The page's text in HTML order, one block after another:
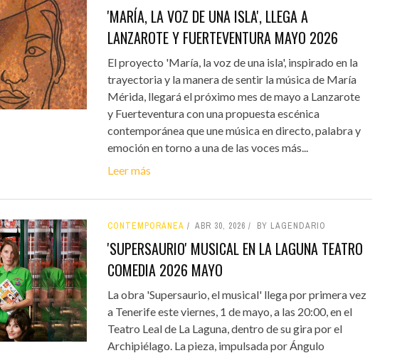
'MARÍA, LA VOZ DE UNA ISLA', LLEGA A
LANZAROTE Y FUERTEVENTURA MAYO 2026
El proyecto 'María, la voz de una isla', inspirado en la
trayectoria y la manera de sentir la música de María
Mérida, llegará el próximo mes de mayo a Lanzarote
y Fuerteventura con una propuesta escénica
contemporánea que une música en directo, palabra y
emoción en torno a una de las voces más...
Leer más
CONTEMPORÁNEA ABR 30, 2026 BY LAGENDARIO
'SUPERSAURIO' MUSICAL EN LA LAGUNA TEATRO
COMEDIA 2026 MAYO
La obra 'Supersaurio, el musical' llega por primera vez
a Tenerife este viernes, 1 de mayo, a las 20:00, en el
Teatro Leal de La Laguna, dentro de su gira por el
Archipiélago. La pieza, impulsada por Ángulo